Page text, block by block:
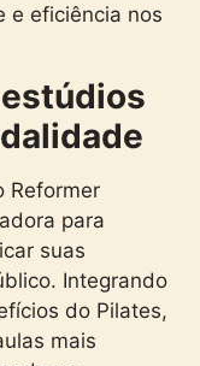
e eficiência nos
Reformer
para
suas
Integrando
do Pilates,
mais